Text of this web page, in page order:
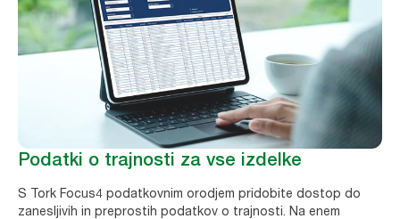
Podatki o trajnosti za vse izdelke
S Tork Focus4 podatkovnim orodjem pridobite dostop do
zanesljivih in preprostih podatkov o trajnosti. Na enem